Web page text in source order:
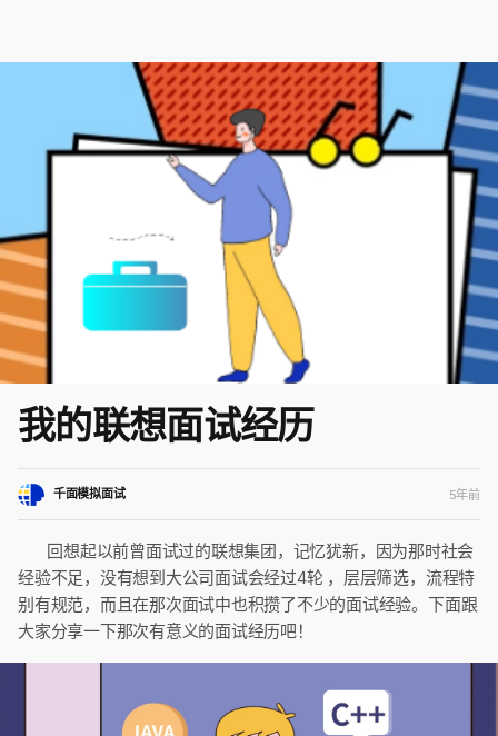
我的联想面试经历
千面模拟面试 5年前
回想起以前曾面试过的联想集团，记忆犹新，因为那时社会
经验不足，没有想到大公司面试会经过4轮 ，层层筛选，流程特
别有规范，而且在那次面试中也积攒了不少的面试经验。下面跟
大家分享一下那次有意义的面试经历吧！